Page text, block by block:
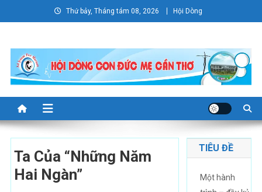
to
Thứ bảy, Tháng tám 08, 2026 Hội Dòng
Ta Của “Những Năm
Hai Ngàn”
TIÊU ĐỀ
Một hành